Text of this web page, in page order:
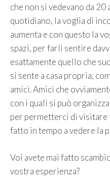
che non si vedevano da
quotidiano, la voglia di
aumenta e con questo la
spazi, per farli sentire
esattamente quello che
si sente a casa propria,
amici. Amici che
con i quali si può
per permetterci di visitare
fatto in tempo a vedere la
Voi avete mai fatto
vostra esperienza?